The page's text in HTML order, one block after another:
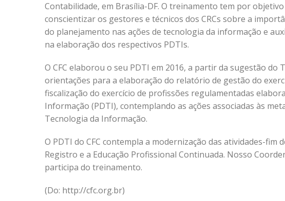
Contabilidade, em Brasília-DF. O treinamento tem por objetivo
conscientizar os gestores e técnicos dos CRCs sobre a
do planejamento nas ações de tecnologia da informação e
na elaboração dos respectivos PDTIs.
O CFC elaborou o seu PDTI em 2016, a partir da sugestão
orientações para a elaboração do relatório de gestão do
fiscalização do exercício de profissões regulamentadas
Informação (PDTI), contemplando as ações associadas às
Tecnologia da Informação.
O PDTI do CFC contempla a modernização das atividades-fim
Registro e a Educação Profissional Continuada. Nosso
participa do treinamento.
(Do: http://cfc.org.br)